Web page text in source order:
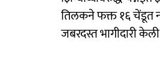
तिलकने फक्त १६ चेंडूत
जबरदस्त भागीदारी